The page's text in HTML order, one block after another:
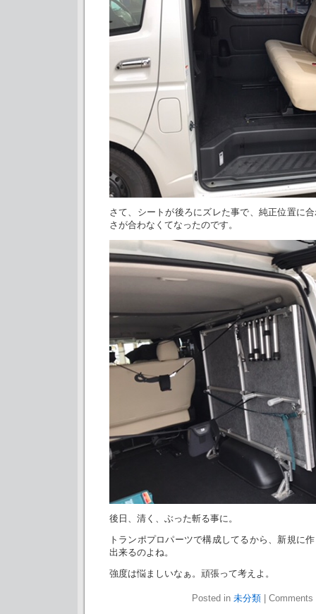
さて、シートが後ろにズレた事で、純正位置に
さが合わなくてなったのです。
後日、清く、ぶった斬る事に。
トランポプロパーツで構成してるから、新規に
出来るのよね。
強度は悩ましいなぁ。頑張って考えよ。
Posted in 未分類 Comments